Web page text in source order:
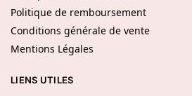
Politique de remboursement
Conditions générale de vente
Mentions Légales
LIENS UTILES